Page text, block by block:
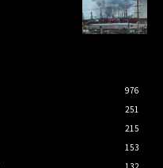
976
251
215
153